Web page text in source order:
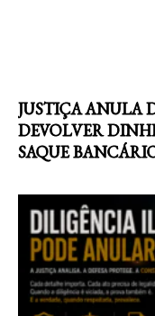
JUSTIÇA ANULA
DEVOLVER
SAQUE